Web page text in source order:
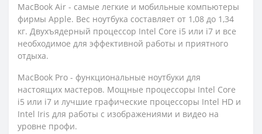
MacBook Air - самые легкие и мобильные компьютеры
фирмы Apple. Вес ноутбука составляет от 1,08 до 1,34
кг. Двухъядерный процессор Intel Core i5 или i7 и все
необходимое для эффективной работы и приятного
отдыха.
MacBook Pro - функциональные ноутбуки для
настоящих мастеров. Мощные процессоры Intel Core
i5 или i7 и лучшие графические процессоры Intel HD и
Intel Iris для работы с изображениями и видео на
уровне профи.